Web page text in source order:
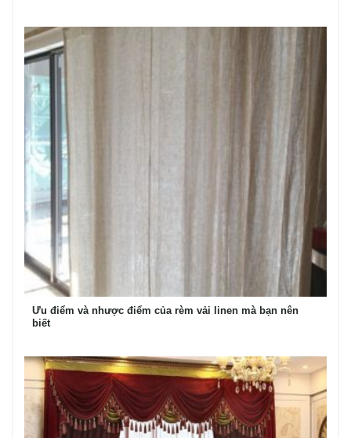
Ưu điểm và nhược điểm của rèm vải linen mà bạn nên
biết